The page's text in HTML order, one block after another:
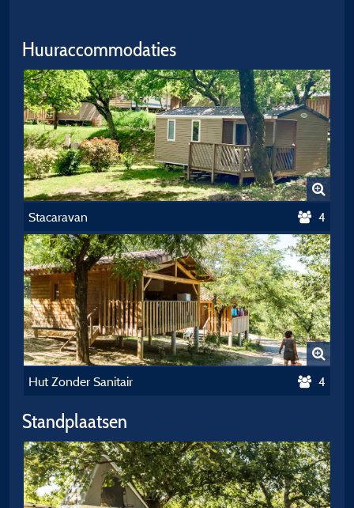
Huuraccommodaties
Stacaravan 4
Hut Zonder Sanitair 4
Standplaatsen